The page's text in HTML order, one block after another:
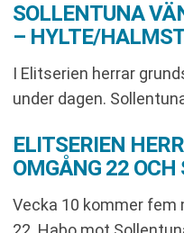
SOLLENTUNA
– HYLTE/
I Elitserien herrar
under dagen.
ELITSERIEN
OMGÅNG 22 OCH
Vecka 10 kommer